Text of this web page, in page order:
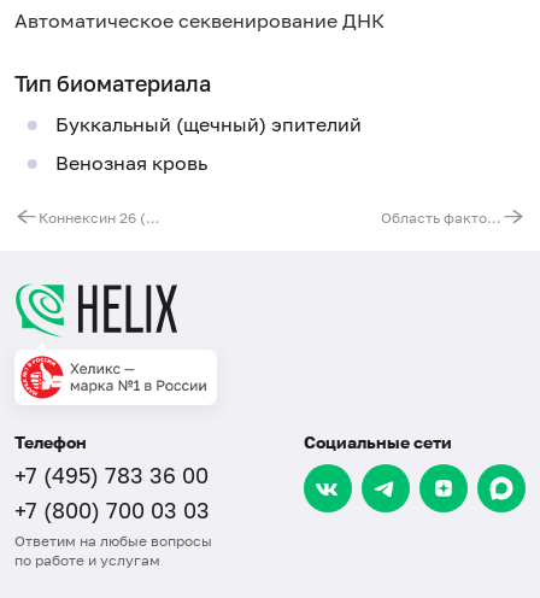
Автоматическое секвенирование ДНК
Тип биоматериала
Буккальный (щечный) эпителий
Венозная кровь
Коннексин 26 (GJB2) (все мутации) Область фактора азооспермии (Locus AFR). Выявление мутации del AZFa, AZFb, AZFc (множественные изменения в регуляции синтеза и структуре белков)
Телефон
+7 (495) 783 36 00
+7 (800) 700 03 03
Ответим на любые вопросы
по работе и услугам
Социальные сети